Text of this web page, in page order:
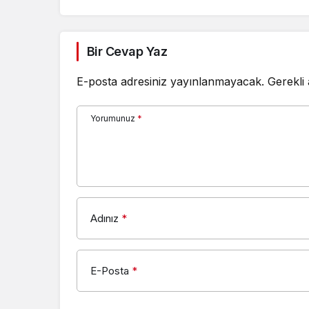
Adınız
YORUM GÖNDER
Ekonomi
Garanti BBVA yedinci kez